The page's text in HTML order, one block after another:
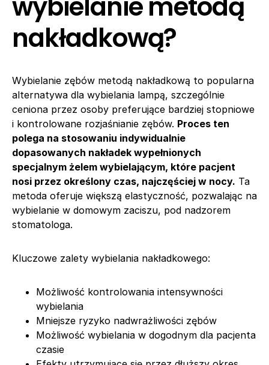
nakładkową?
Wybielanie zębów metodą nakładkową to popularna
alternatywa dla wybielania lampą, szczególnie
ceniona przez osoby preferujące bardziej stopniowe
i kontrolowane rozjaśnianie zębów. Proces ten
polega na stosowaniu indywidualnie
dopasowanych nakładek wypełnionych
specjalnym żelem wybielającym, które pacjent
nosi przez określony czas, najczęściej w nocy. Ta
metoda oferuje większą elastyczność, pozwalając na
wybielanie w domowym zaciszu, pod nadzorem
stomatologa.
Kluczowe zalety wybielania nakładkowego:
Możliwość kontrolowania intensywności
wybielania
Mniejsze ryzyko nadwrażliwości zębów
Możliwość wybielania w dogodnym dla pacjenta
czasie